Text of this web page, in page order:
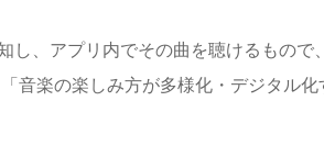
し、アプリ内でその曲を聴けるもので
音楽の楽しみ方が多様化・デジタル化